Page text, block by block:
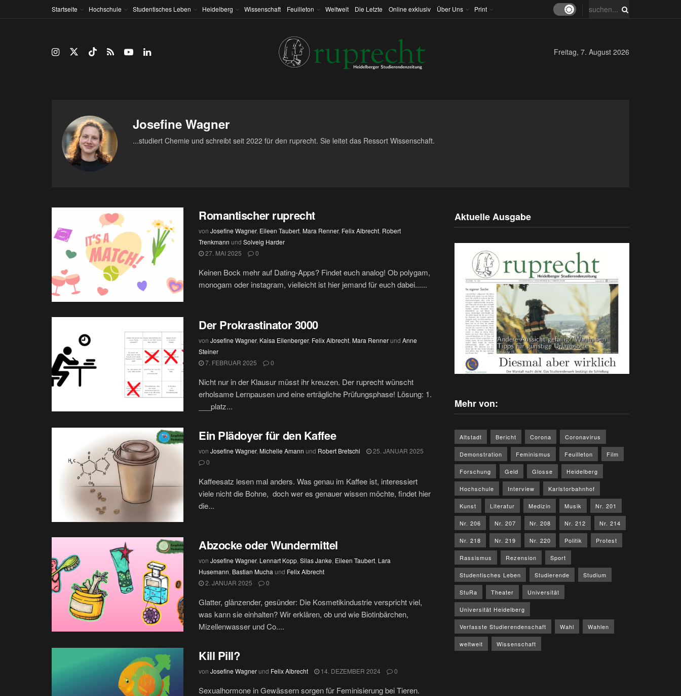
Startseite Hochschule Studentisches Leben Heidelberg Wissenschaft Feuilleton Weltweit Die Letzte Online exklusiv Über Uns Print
Freitag, 7. August 2026
Josefine Wagner
...studiert Chemie und schreibt seit 2022 für den ruprecht. Sie leitet das Ressort Wissenschaft.
Romantischer ruprecht
von Josefine Wagner, Eileen Taubert, Mara Renner, Felix Albrecht, Robert
Trenkmann und Solveig Harder
27. MAI 2025
0
Keinen Bock mehr auf Dating-Apps? Findet euch analog! Ob polygam,
monogam oder instagram, vielleicht ist hier jemand für euch dabei......
Der Prokrastinator 3000
von Josefine Wagner, Kaisa Eilenberger, Felix Albrecht, Mara Rennerund Anne
Steiner
7. FEBRUAR 2025
0
Nicht nur in der Klausur müsst ihr kreuzen. Der ruprecht wünscht
erholsame Lernpausen und eine erträgliche Prüfungsphase! Lösung: 1.
___platz...
Ein Plädoyer für den Kaffee
von Josefine Wagner, Michelle Amann und Robert Bretschi
25. JANUAR 2025
0
Kaffeesatz lesen mal anders. Was genau im Kaffee ist, interessiert
viele nicht die Bohne, doch wer es genauer wissen möchte, findet hier
die...
Abzocke oder Wundermittel
von Josefine Wagner, Lennart Kopp, Silas Janke, Eileen Taubert, Lara
Husemann, Bastian Mucha und Felix Albrecht
2. JANUAR 2025
0
Glatter, glänzender, gesünder: Die Kosmetikindustrie verspricht viel,
was kann sie einhalten? Wir erklären, ob und wie Biotinbärchen,
Mizellenwasser und Co....
Kill Pill?
von Josefine Wagnerund Felix Albrecht 14. DEZEMBER 2024 0
Sexualhormone in Gewässern sorgen für Feminisierung bei Tieren.
Aktuelle Ausgabe
Mehr von:
Altstadt Bericht Corona Coronavirus
Demonstration Feminismus Feuilleton Film
Forschung Geld Glosse Heidelberg
Hochschule Interview Karlstorbahnhof
Kunst Literatur Medizin Musik Nr. 201
Nr. 206 Nr. 207 Nr. 208 Nr. 212 Nr. 214
Nr. 218 Nr. 219 Nr. 220 Politik Protest
Rassismus Rezension Sport
Studentisches Leben Studierende Studium
StuRa Theater Universität
Universität Heidelberg
Verfasste Studierendenschaft Wahl Wahlen
weltweit Wissenschaft